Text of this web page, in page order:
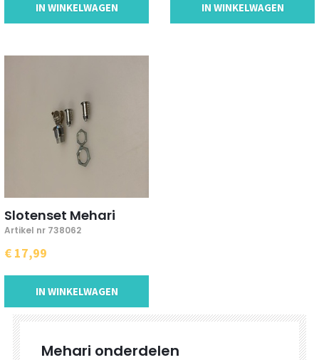
IN WINKELWAGEN IN WINKELWAGEN
Slotenset Mehari
Artikel nr 738062
€ 17,99
IN WINKELWAGEN
Mehari onderdelen